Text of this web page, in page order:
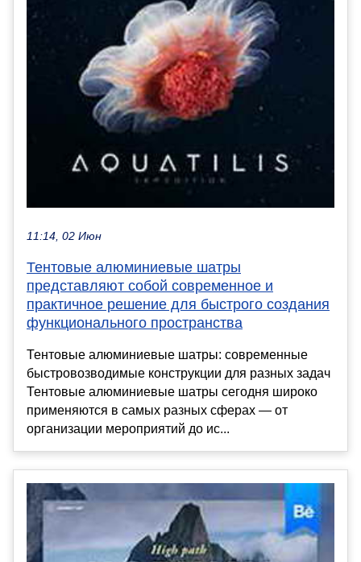
11:14, 02 Июн
Тентовые алюминиевые шатры
представляют собой современное и
практичное решение для быстрого создания
функционального пространства
Тентовые алюминиевые шатры: современные
быстровозводимые конструкции для разных задач
Тентовые алюминиевые шатры сегодня широко
применяются в самых разных сферах — от
организации мероприятий до ис...